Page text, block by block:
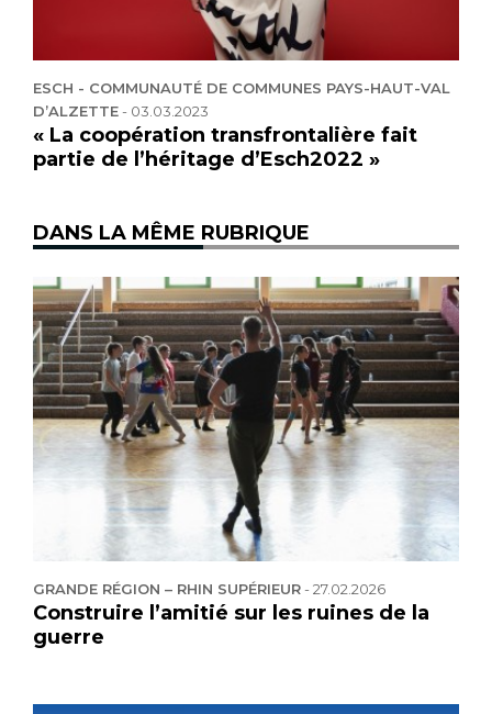
ESCH - COMMUNAUTÉ DE COMMUNES PAYS-HAUT-VAL
D’ALZETTE- 03.03.2023
« La coopération transfrontalière fait
partie de l’héritage d’Esch2022 »
DANS LA MÊME RUBRIQUE
GRANDE RÉGION – RHIN SUPÉRIEUR-27.02.2026
Construire l’amitié sur les ruines de la
guerre